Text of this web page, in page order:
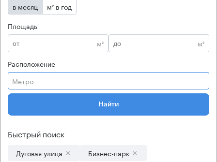
в месяц
м² в год
Площадь
м²
м²
Расположение
Метро
Найти
Быстрый поиск
Дуговая улица Бизнес-парк